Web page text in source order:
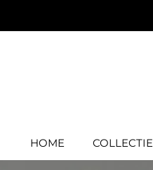
HOME COLLECTIE